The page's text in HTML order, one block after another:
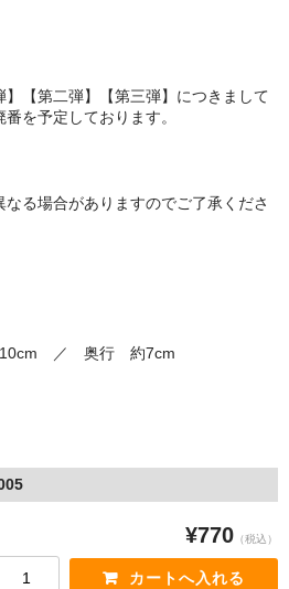
【第二弾】【第三弾】につきまして
を予定しております。
る場合がありますのでご了承くださ
／ 奥行 約7cm
¥770 （税込）